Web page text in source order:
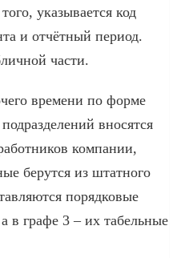
указывается код
и отчётный период.
части.
времени по форме
вносятся
компании,
берутся из штатного
порядковые
в графе 3 – их табельные